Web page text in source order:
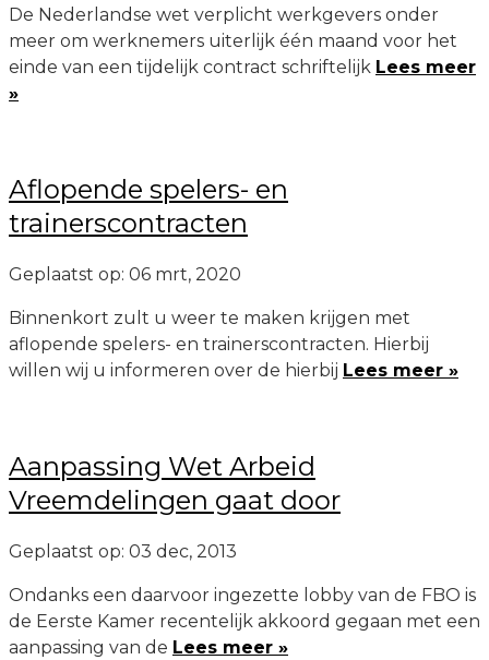
De Nederlandse wet verplicht werkgevers onder
meer om werknemers uiterlijk één maand voor het
einde van een tijdelijk contract schriftelijk Lees meer
»
Aflopende spelers- en
trainerscontracten
Geplaatst op: 06 mrt, 2020
Binnenkort zult u weer te maken krijgen met
aflopende spelers- en trainerscontracten. Hierbij
willen wij u informeren over de hierbij Lees meer »
Aanpassing Wet Arbeid
Vreemdelingen gaat door
Geplaatst op: 03 dec, 2013
Ondanks een daarvoor ingezette lobby van de FBO is
de Eerste Kamer recentelijk akkoord gegaan met een
aanpassing van de Lees meer »